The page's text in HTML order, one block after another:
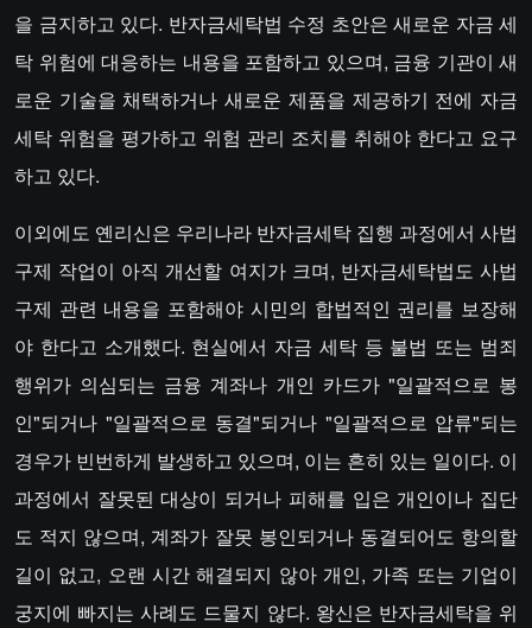
을 금지하고 있다. 반자금세탁법 수정 초안은 새로운 자금 세
탁 위험에 대응하는 내용을 포함하고 있으며, 금융 기관이 새
로운 기술을 채택하거나 새로운 제품을 제공하기 전에 자금
세탁 위험을 평가하고 위험 관리 조치를 취해야 한다고 요구
하고 있다.
이외에도 옌리신은 우리나라 반자금세탁 집행 과정에서 사법
구제 작업이 아직 개선할 여지가 크며, 반자금세탁법도 사법
구제 관련 내용을 포함해야 시민의 합법적인 권리를 보장해
야 한다고 소개했다. 현실에서 자금 세탁 등 불법 또는 범죄
행위가 의심되는 금융 계좌나 개인 카드가 "일괄적으로 봉
인"되거나 "일괄적으로 동결"되거나 "일괄적으로 압류"되는
경우가 빈번하게 발생하고 있으며, 이는 흔히 있는 일이다. 이
과정에서 잘못된 대상이 되거나 피해를 입은 개인이나 집단
도 적지 않으며, 계좌가 잘못 봉인되거나 동결되어도 항의할
길이 없고, 오랜 시간 해결되지 않아 개인, 가족 또는 기업이
궁지에 빠지는 사례도 드물지 않다. 왕신은 반자금세탁을 위